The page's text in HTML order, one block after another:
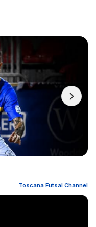
Toscana Futsal Channel